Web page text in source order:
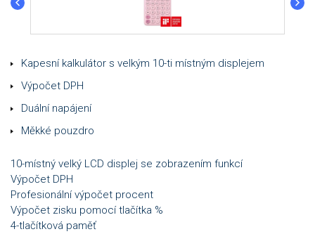
Kapesní kalkulátor s velkým 10-ti místným displejem
Výpočet DPH
Duální napájení
Měkké pouzdro
10-místný velký LCD displej se zobrazením funkcí
Výpočet DPH
Profesionální výpočet procent
Výpočet zisku pomocí tlačítka %
4-tlačítková paměť